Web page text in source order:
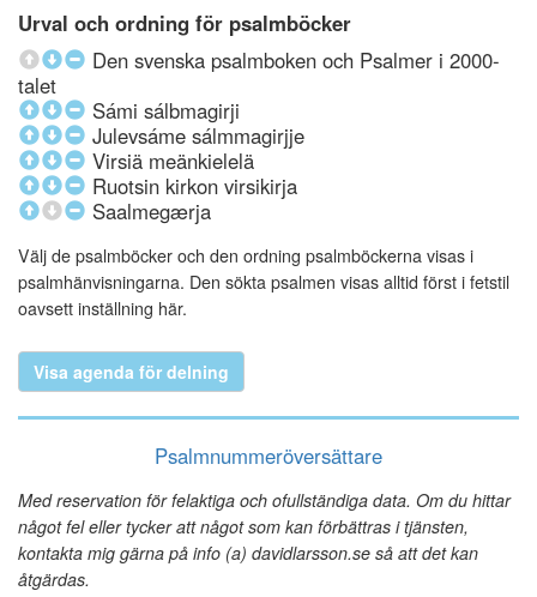
Urval och ordning för psalmböcker
Den svenska psalmboken och Psalmer i 2000-
talet
Sámi sálbmagirji
Julevsáme sálmmagirjje
Virsiä meänkielelä
Ruotsin kirkon virsikirja
Saalmegærja
Välj de psalmböcker och den ordning psalmböckerna visas i
psalmhänvisningarna. Den sökta psalmen visas alltid först i fetstil
oavsett inställning här.
Visa agenda för delning
Psalmnummeröversättare
Med reservation för felaktiga och ofullständiga data. Om du hittar
något fel eller tycker att något som kan förbättras i tjänsten,
kontakta mig gärna på info (a) davidlarsson.se så att det kan
åtgärdas.